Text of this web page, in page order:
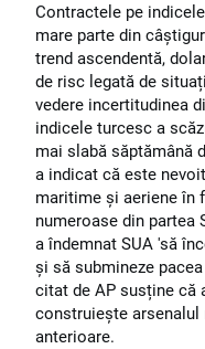
Contractele pe
mare parte din
trend ascendentă,
de risc legată de
vedere incertitudinea
indicele turcesc a
mai slabă săptămână
a indicat că este
maritime și aeriene în
numeroase din partea
a îndemnat SUA 'să
și să submineze
citat de AP susține că
construiește
anterioare.